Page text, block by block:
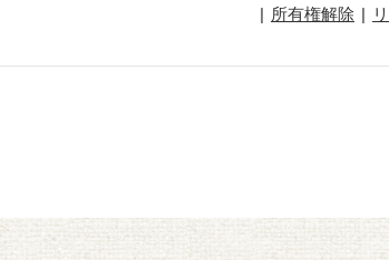
所有権解除